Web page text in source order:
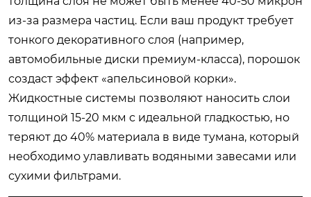
из-за размера частиц. Если ваш продукт требует
тонкого декоративного слоя (например,
автомобильные диски премиум-класса), порошок
создаст эффект «апельсиновой корки».
Жидкостные системы позволяют наносить слои
толщиной 15-20 мкм с идеальной гладкостью, но
теряют до 40% материала в виде тумана, который
необходимо улавливать водяными завесами или
сухими фильтрами.